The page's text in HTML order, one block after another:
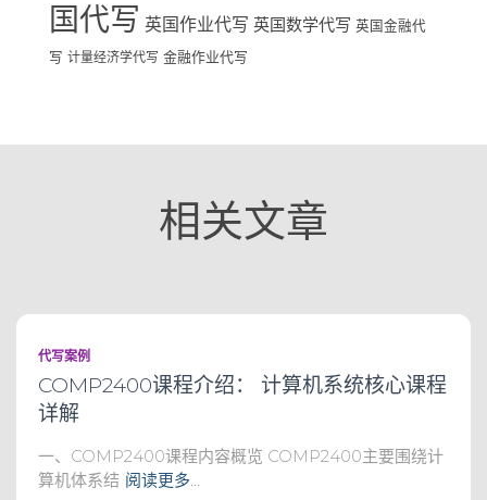
国代写 英国作业代写 英国数学代写 英国金融代
写 计量经济学代写 金融作业代写
相关文章
代写案例
COMP2400课程介绍： 计算机系统核心课程
详解
一、COMP2400课程内容概览 COMP2400主要围绕计
算机体系结 阅读更多…